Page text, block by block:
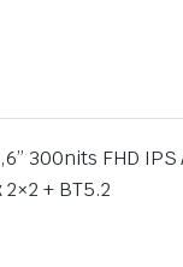
300nits FHD
+ BT5.2